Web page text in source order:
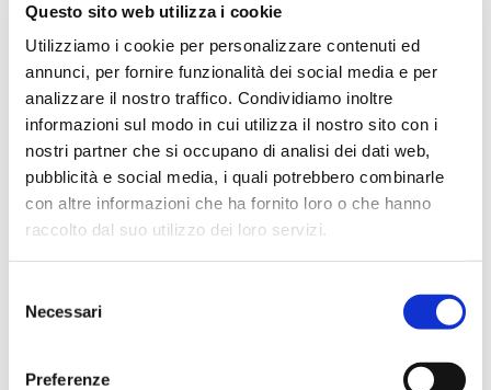
Questo sito web utilizza i cookie
Utilizziamo i cookie per personalizzare contenuti ed
annunci, per fornire funzionalità dei social media e per
analizzare il nostro traffico. Condividiamo inoltre
informazioni sul modo in cui utilizza il nostro sito con i
nostri partner che si occupano di analisi dei dati web,
pubblicità e social media, i quali potrebbero combinarle
con altre informazioni che ha fornito loro o che hanno
raccolto dal suo utilizzo dei loro servizi.
delNecessari
Preferenze